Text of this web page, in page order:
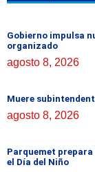
Gobierno impulsa
organizado
agosto 8, 2026
Muere
agosto 8, 2026
Parquemet
el Día del Niño